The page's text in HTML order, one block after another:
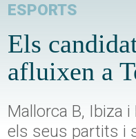
ESPORTS
Els
afluixen a
Mallorca B, Ibiza
els seus partits i